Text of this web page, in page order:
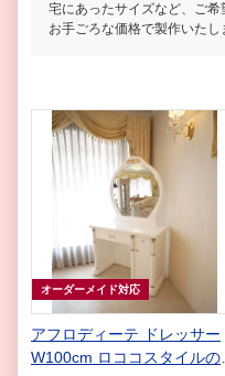
宅にあったサイズなど、ご
お手ごろな価格で製作いたし
オーダーメイド対応
アフロディーテ ドレッサー
W100cm ロココスタイルの